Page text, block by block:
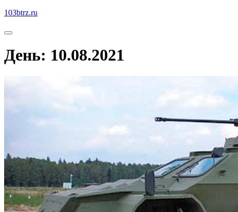
Перейти
содержимому
103btrz.ru
Кнопка
ЗАКРЫТЬ
День: 10.08.2021